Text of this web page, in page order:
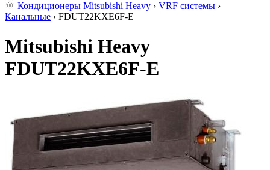
Кондиционеры Mitsubishi Heavy › VRF системы ›
Канальные › FDUT22KXE6F-E
Mitsubishi Heavy
FDUT22KXE6F-E